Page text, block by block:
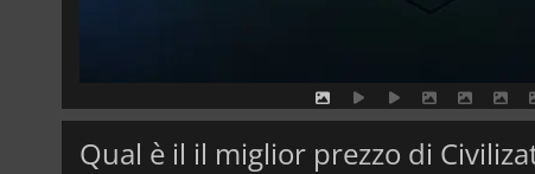
Qual è il il miglior prezzo di